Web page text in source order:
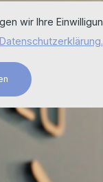
wir Ihre
Datenschutzerklärung.